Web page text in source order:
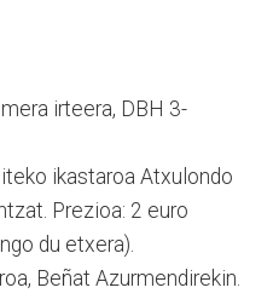
irteera, DBH 3-
ikastaroa Atxulondo
Prezioa: 2 euro
du etxera).
Beñat Azurmendirekin.